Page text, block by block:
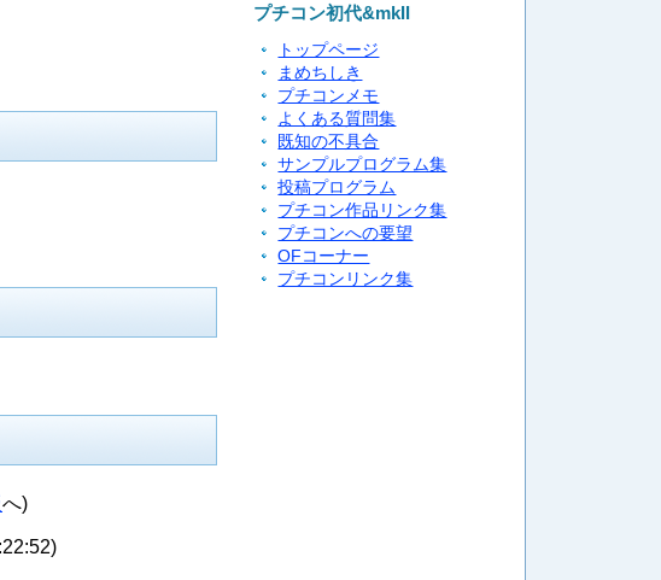
へ)
)
プチコン初代&mkII
トップページ
まめちしき
プチコンメモ
よくある質問集
既知の不具合
サンプルプログラム集
投稿プログラム
プチコン作品リンク集
プチコンへの要望
OFコーナー
プチコンリンク集